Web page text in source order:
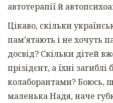
автотерапії й
Цікаво, скільки
памʼятають і не хочуть
досвід? Скільки дітей
прізідєнт, а їхні
колаборантами? Боюсь,
маленька Надя, наче